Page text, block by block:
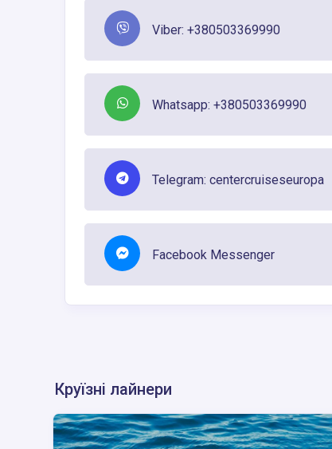
Viber: +380503369990
Whatsapp: +380503369990
Telegram: centercruiseseuropa
Facebook Messenger
Круїзні лайнери